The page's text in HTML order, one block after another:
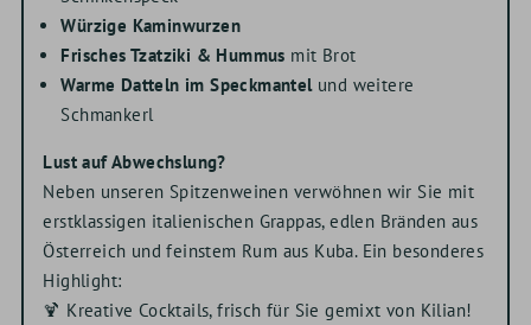
Würzige Kaminwurzen
Frisches Tzatziki & Hummus mit Brot
Warme Datteln im Speckmantelund weitere
Schmankerl
Lust auf Abwechslung?
Neben unseren Spitzenweinen verwöhnen wir Sie mit
erstklassigen italienischen Grappas, edlen Bränden aus
Österreich und feinstem Rum aus Kuba. Ein besonderes
Highlight:
🍹 Kreative Cocktails, frisch für Sie gemixt von Kilian!